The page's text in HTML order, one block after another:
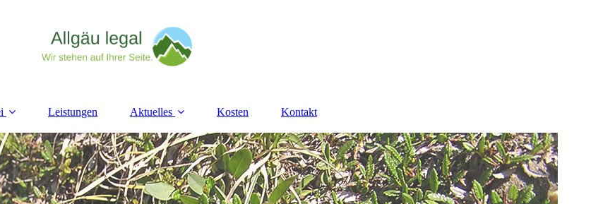
Leistungen Aktuelles Kosten Kontakt